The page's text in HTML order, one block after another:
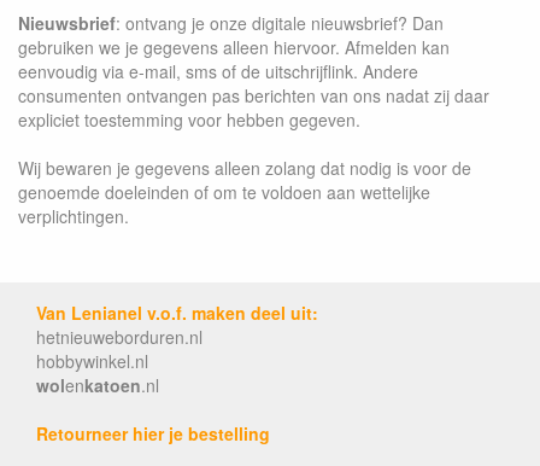
Nieuwsbrief: ontvang je onze digitale nieuwsbrief? Dan
gebruiken we je gegevens alleen hiervoor. Afmelden kan
eenvoudig via e-mail, sms of de uitschrijflink. Andere
consumenten ontvangen pas berichten van ons nadat zij daar
expliciet toestemming voor hebben gegeven.
Wij bewaren je gegevens alleen zolang dat nodig is voor de
genoemde doeleinden of om te voldoen aan wettelijke
verplichtingen.
Van Lenianel v.o.f. maken deel uit:
hetnieuweborduren.nl
hobbywinkel.nl
wolenkatoen.nl
Retourneer hier je bestelling